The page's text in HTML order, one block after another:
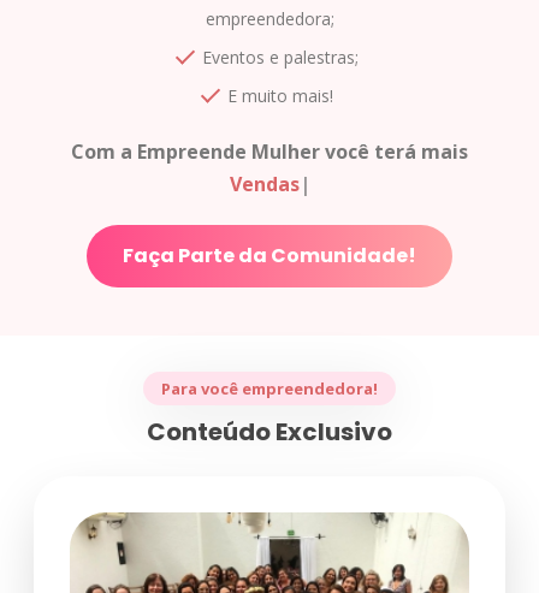
empreendedora;
Eventos e palestras;
E muito mais!
Com a Empreende Mulher você terá mais
Visi|
Faça Parte da Comunidade!
Para você empreendedora!
Conteúdo Exclusivo